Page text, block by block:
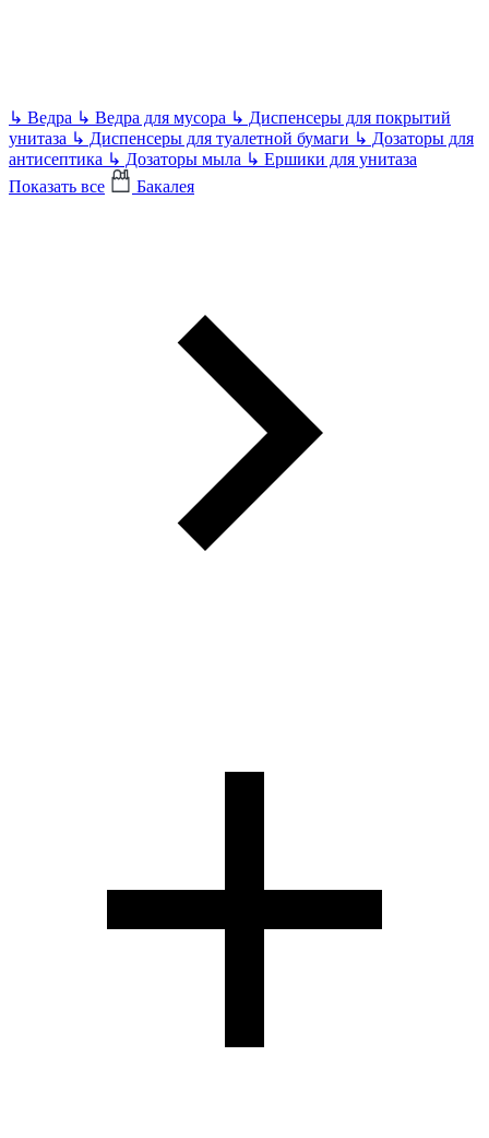
↳ Ведра ↳ Ведра для мусора ↳ Диспенсеры для покрытий
унитаза ↳ Диспенсеры для туалетной бумаги ↳ Дозаторы для
антисептика ↳ Дозаторы мыла ↳ Ершики для унитаза
Показать все
Бакалея